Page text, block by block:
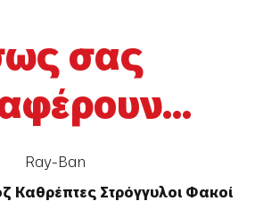
σας
Ray-Ban
Καθρέπτες Στρόγγυλοι Φακοί